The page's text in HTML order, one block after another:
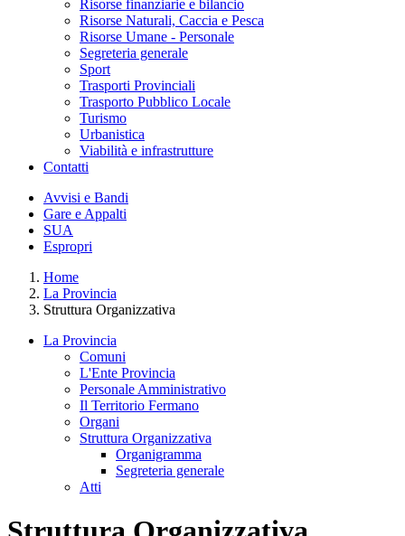
Risorse finanziarie e bilancio
Risorse Naturali, Caccia e Pesca
Risorse Umane - Personale
Segreteria generale
Sport
Trasporti Provinciali
Trasporto Pubblico Locale
Turismo
Urbanistica
Viabilità e infrastrutture
Contatti
Avvisi e Bandi
Gare e Appalti
SUA
Espropri
Home
La Provincia
Struttura Organizzativa
La Provincia
Comuni
L'Ente Provincia
Personale Amministrativo
Il Territorio Fermano
Organi
Struttura Organizzativa
Organigramma
Segreteria generale
Atti